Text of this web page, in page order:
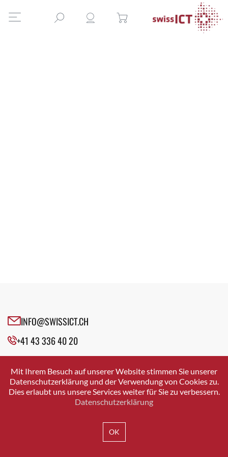
INFO@SWISSICT.CH
+41 43 336 40 20
SWISSICT
VULKANSTRASSE 120
8048 ZURICH
Mit Ihrem Besuch auf unserer Website stimmen Sie unserer
Datenschutzerklärung und der Verwendung von Cookies zu.
Dies erlaubt uns unsere Services weiter für Sie zu verbessern.
Datenschutzerklärung
OK